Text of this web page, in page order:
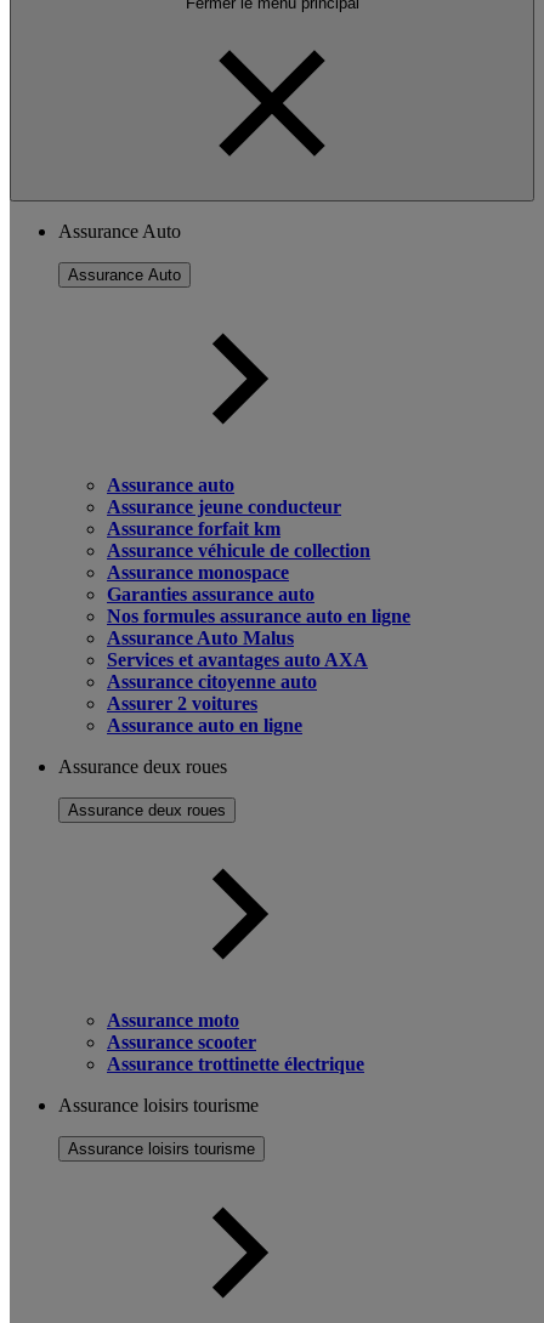
Assurance Auto
Assurance Auto
Assurance auto
Assurance jeune conducteur
Assurance forfait km
Assurance véhicule de collection
Assurance monospace
Garanties assurance auto
Nos formules assurance auto en ligne
Assurance Auto Malus
Services et avantages auto AXA
Assurance citoyenne auto
Assurer 2 voitures
Assurance auto en ligne
Assurance deux roues
Assurance deux roues
Assurance moto
Assurance scooter
Assurance trottinette électrique
Assurance loisirs tourisme
Assurance loisirs tourisme